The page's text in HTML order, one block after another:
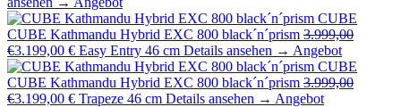
CUBE
CUBE Kathmandu Hybrid EXC 800 black´n´prism 3.999,00
€3.199,00 € Easy Entry 46 cm Details ansehen → Angebot
CUBE
CUBE Kathmandu Hybrid EXC 800 black´n´prism 3.999,00
€3.199,00 € Trapeze 46 cm Details ansehen → Angebot